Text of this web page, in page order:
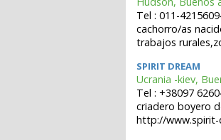
Tel : 011-
cachorro/as
trabajos
SPIRIT DREAM
Ucrania -kiev,
Tel : +38097
criadero boyero
http://www.spirit-